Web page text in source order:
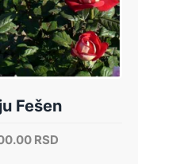
Fešen
RSD